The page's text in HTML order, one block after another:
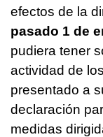
efectos de la
pasado 1 de
pudiera tener
actividad de
presentado a
declaración
medidas